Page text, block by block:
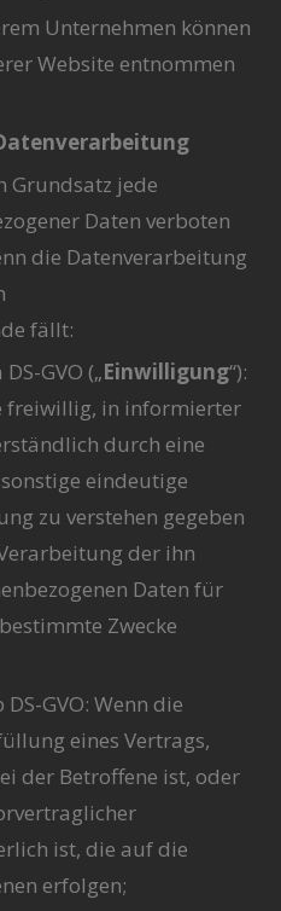
Unternehmen können
Website entnommen
Grundsatz jede
Daten verboten
die Datenverarbeitung
fällt:
GVO („Einwilligung“):
freiwillig, in informierter
durch eine
eindeutige
zu verstehen gegeben
der ihn
Daten für
Zwecke
GVO: Wenn die
eines Vertrags,
der Betroffene ist, oder
ist, die auf die
erfolgen;